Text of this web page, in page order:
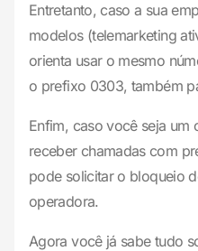
Entretanto, caso a sua
modelos (telemarketing
orienta usar o mesmo
o prefixo 0303, também
Enfim, caso você seja um
receber chamadas com
pode solicitar o bloqueio
operadora.
Agora você já sabe tudo